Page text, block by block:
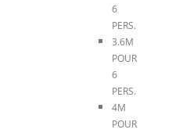
6
PERS.
3.6M
POUR
6
PERS.
4M
POUR